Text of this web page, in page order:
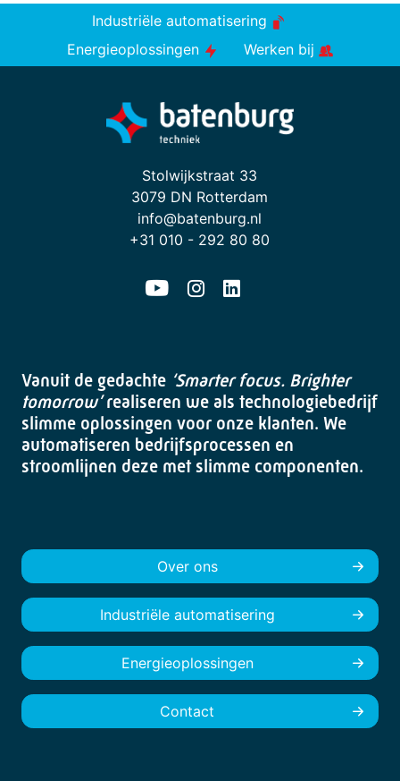
Industriële automatisering
Energieoplossingen
Werken bij
Stolwijkstraat 33
3079 DN Rotterdam
info@batenburg.nl
+31 010 - 292 80 80
Vanuit de gedachte ‘Smarter focus. Brighter
tomorrow’realiseren we als technologiebedrijf
slimme oplossingen voor onze klanten. We
automatiseren bedrijfsprocessen en
stroomlijnen deze met slimme componenten.
Over ons
Industriële automatisering
Energieoplossingen
Contact